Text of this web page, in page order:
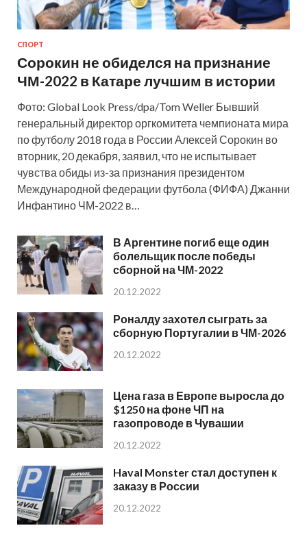
СПОРТ
Сорокин не обиделся на признание
ЧМ-2022 в Катаре лучшим в истории
Фото: Global Look Press/dpa/Tom Weller Бывший
генеральный директор оргкомитета чемпионата мира
по футболу 2018 года в России Алексей Сорокин во
вторник, 20 декабря, заявил, что не испытывает
чувства обиды из-за признания президентом
Международной федерации футбола (ФИФА) Джанни
Инфантино ЧМ-2022 в…
В Аргентине погиб еще один
болельщик после победы
сборной на ЧМ-2022
20.12.2022
Роналду захотел сыграть за
сборную Португалии в ЧМ-2026
20.12.2022
Цена газа в Европе выросла до
$1250 на фоне ЧП на
газопроводе в Чувашии
20.12.2022
Haval Monster стал доступен к
заказу в России
20.12.2022